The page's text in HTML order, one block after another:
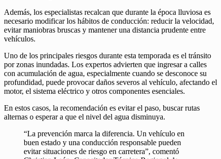
Además, los especialistas recalcan que durante la época lluviosa es
necesario modificar los hábitos de conducción: reducir la velocidad,
evitar maniobras bruscas y mantener una distancia prudente entre
vehículos.
Uno de los principales riesgos durante esta temporada es el tránsito
por zonas inundadas. Los expertos advierten que ingresar a calles
con acumulación de agua, especialmente cuando se desconoce su
profundidad, puede provocar daños severos al vehículo, afectando el
motor, el sistema eléctrico y otros componentes esenciales.
En estos casos, la recomendación es evitar el paso, buscar rutas
alternas o esperar a que el nivel del agua disminuya.
“La prevención marca la diferencia. Un vehículo en
buen estado y una conducción responsable pueden
evitar situaciones de riesgo en carretera”, comentó